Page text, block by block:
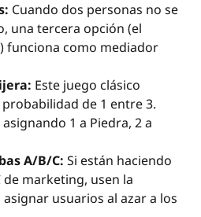
Cuando dos personas no se
una tercera opción (el
funciona como mediador
Este juego clásico
de 1 entre 3.
1 a Piedra, 2 a
A/B/C: Si están haciendo
marketing, usen la
usuarios al azar a los